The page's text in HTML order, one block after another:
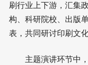
刷行业上下游，汇集
构、科研院校、出版
表，共同研讨印刷文
主题演讲环节中，